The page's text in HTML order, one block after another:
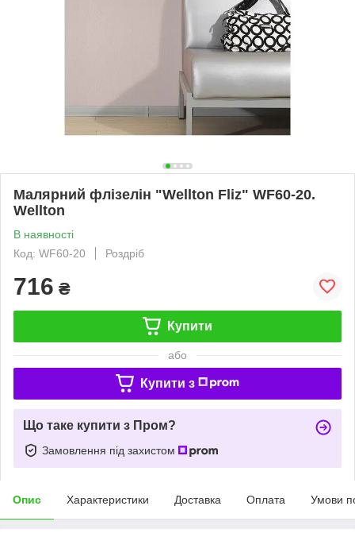
Малярний флізелін "Wellton Fliz" WF60-20.
Wellton
В наявності
Код: WF60-20
Роздріб
716 ₴
Купити
або
Купити з
Що таке купити з Пром?
Замовлення під захистом
Опис Характеристики Доставка Оплата Умови